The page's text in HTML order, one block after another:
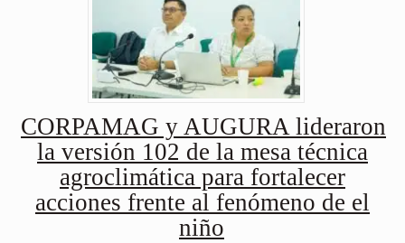
CORPAMAG y AUGURA lideraron
la versión 102 de la mesa técnica
agroclimática para fortalecer
acciones frente al fenómeno de el
niño